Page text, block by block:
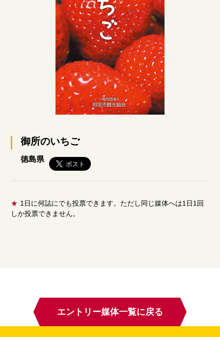
御所のいちご
徳島県
★ 1日に何誌にでも投票できます。ただし同じ媒体へは1日1回
しか投票できません。
エントリー媒体一覧に戻る